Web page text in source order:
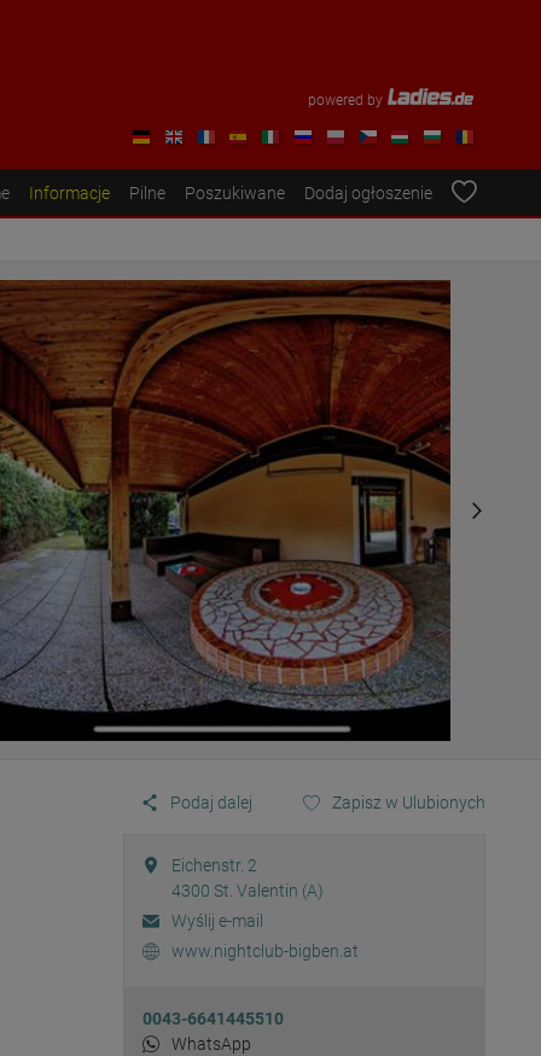
powered by
Informacje Pilne Poszukiwane Dodaj ogłoszenie
Podaj dalej Zapisz w Ulubionych
Eichenstr. 2
4300 St. Valentin (A)
Wyślij e-mail
www.nightclub-bigben.at
0043-6641445510
WhatsApp